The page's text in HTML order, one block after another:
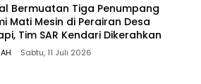
Bermuatan Tiga Penumpang
Mati Mesin di Perairan Desa
Tim SAR Kendari Dikerahkan
Sabtu, 11 Juli 2026